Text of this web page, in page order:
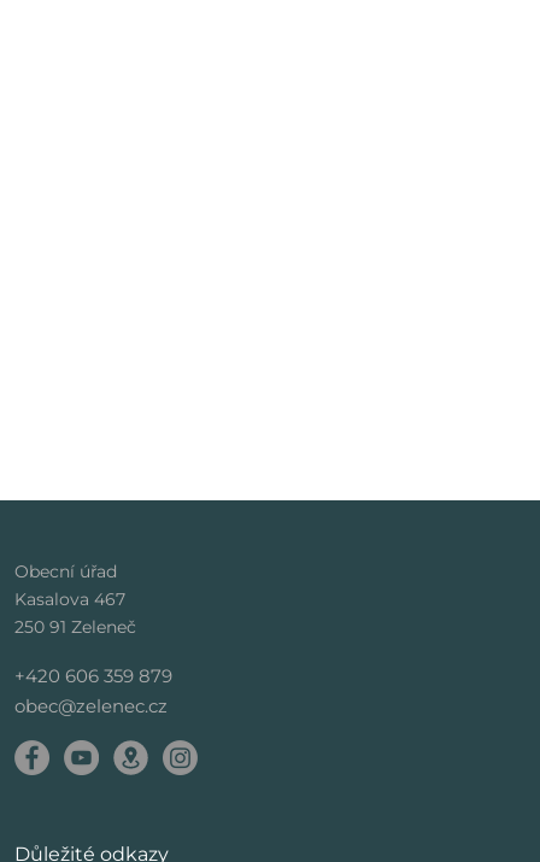
Obecní úřad
Kasalova 467
250 91 Zeleneč
+420 606 359 879
obec@zelenec.cz
Důležité odkazy